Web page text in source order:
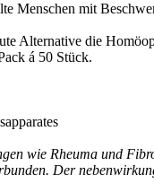
Menschen mit
Alternative die
á 50 Stück.
wie Rheuma und
Der